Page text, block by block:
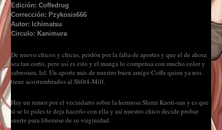
Edición: Coffedrug
Corrección: Pzykosis666
Autor: Ichimatsu
Circulo: Kanimura
De nuevo chicos y chicas, perdón por la falta de aportes y que el de ahora
sea tan corto, pero así es esto y el manga lo compensa con mucho color y
sabrosura, lel. Un aporte más de nuestro buen amigo Coffe quien ya nos
tiene acostumbrados al Sh0t4-Milf.
Hay un rumor por el vecindario sobre la hermosa Shirai Kaori-san y es que
si se lo pides te deja hacerlo con ella y así nuestro chico decide probar
suerte para liberarse de su virginidad.